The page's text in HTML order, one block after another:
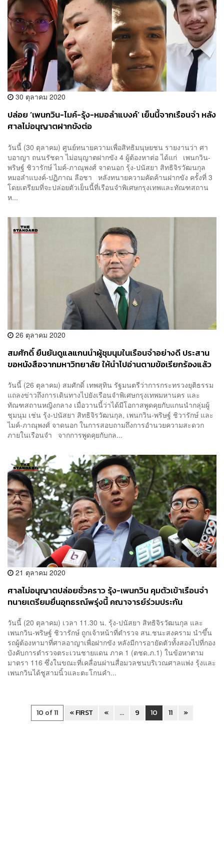
30 ตุลาคม 2020
ปล่อย ‘เพนกวิน-ไมค์-รุ้ง-หมอลำแบงค์’ เย็นนี้จากเรือนจำ หลัง
ศาลไม่อนุญาตฝากขังต่อ
วันนี้ (30 ตุลาคม) ศูนย์ทนายความเพื่อสิทธิมนุษยชน รายงานว่า ศา
บอาญา ถนนรัชดา ไม่อนุญาตฝากขัง 4 ผู้ต้องหาต่อ ได้แก่ เพนกวิน-
พริษฐ์ ชิวารักษ์ ไมค์-ภาณุพงศ์ จาดนอก รุ้ง-ปนัสยา สิทธิจิรวัฒนกุล
หมอลำแบงค์-ปฏิภาณ ลือชา หลังทนายความคัดค้านฝากขัง ครั้งที่ 3
โดยเตรียมที่จะปล่อยตัวเย็นนี้ที่เรือนจำพิเศษกรุงเทพและทัณฑสถาน
ห...
26 ตุลาคม 2020
สมศักดิ์ ยืนยันดูแลแกนนำผู้ชุมนุมในเรือนจำอย่างดี ประสาน
ขอหนังสือจากมหาวิทยาลัย ให้นำไปอ่านตามข้อเรียกร้องแล้ว
วันนี้ (26 ตุลาคม) สมศักดิ์ เทพสุทิน รัฐมนตรีว่าการกระทรวงยุติธรรม
แถลงข่าวถึงการเดินทางไปยังเรือนจำพิเศษกรุงเทพมหานคร และ
ทัณฑสถานหญิงกลาง เมื่อวานนี้ว่าได้มีโอกาสพูดคุยกับแกนนำกลุ่มผู้
ชุมนุม เช่น รุ้ง-ปนัสยา สิทธิจิรวัฒนกุล, เพนกวิน-พริษฐ์ ชิวารักษ์ และ
ไมค์-ภาณุพงศ์ จาดนอก ในการสอบถามถึงการอำนวยความสะดวก
ภายในเรือนจำ จากการพูดคุยกับกล...
21 ตุลาคม 2020
ศาลไม่อนุญาตปล่อยชั่วคราว รุ้ง-เพนกวิน คุมตัวเข้าเรือนจำ
ทนายเตรียมยื่นอุทธรณ์พรุ่งนี้ คณาจารย์ร่วมประกัน
วันนี้ (20 ตุลาคม) เวลา​ 11.30​ น.​ รุ้ง-ปนัสยา สิทธิจิรวัฒนกุล และ
เพนกวิน-พริษฐ์ ชิวารักษ์ ถูกเจ้าหน้าที่ตำรวจ สน.ชนะสงคราม​ นำขึ้น
รถผู้ต้องหา​มาที่ศาลอาญาเพื่อฝากขัง​ หลังมีการอายัดตัวทั้งสองไปที่กอง
บังคับการตำรวจตระเวนชายแดน ภาค 1 (ตชด.ภ.1) ในข้อหาตาม
มาตรา 116 ซึ่งในขณะที่เคลื่อนผ่านสื่อมวลชนบริเวณศาลแพ่ง​ รุ้งและ
เพนกวินได้ชู​สามนิ้ว​และตะโกน​คำ...
10 of 11 « FIRST « ... 9 10 11 »